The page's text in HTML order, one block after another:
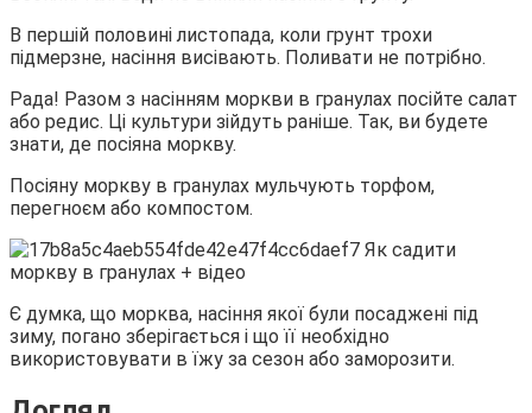
В першій половині листопада, коли грунт трохи
підмерзне, насіння висівають. Поливати не потрібно.
Рада! Разом з насінням моркви в гранулах посійте салат
або редис. Ці культури зійдуть раніше. Так, ви будете
знати, де посіяна моркву.
Посіяну моркву в гранулах мульчують торфом,
перегноєм або компостом.
Є думка, що морква, насіння якої були посаджені під
зиму, погано зберігається і що її необхідно
використовувати в їжу за сезон або заморозити.